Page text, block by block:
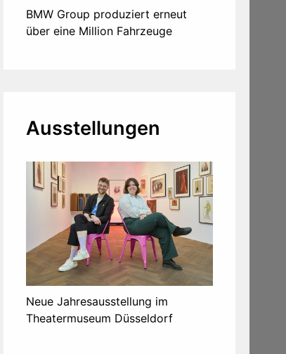
BMW Group produziert erneut
über eine Million Fahrzeuge
Ausstellungen
Neue Jahresausstellung im
Theatermuseum Düsseldorf